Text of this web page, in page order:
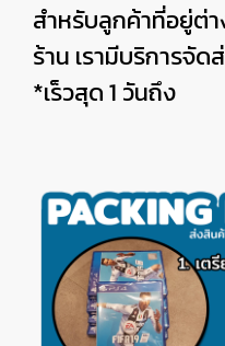
สำหรับลูกค้าที่อยู่ต่
ร้าน เรามีบริการจั
*เร็วสุด 1 วันถึง